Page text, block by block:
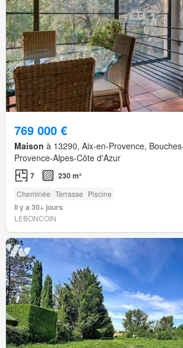
769 000 €
Maison à 13290, Aix-en-Provence,
Provence-Alpes-Côte d'Azur
7 230 m²
Cheminée Terrasse Piscine
Il y a 30+ jours
LEBONCOIN